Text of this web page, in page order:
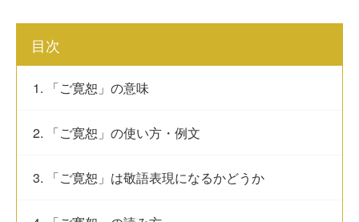
目次
1. 「ご寛恕」の意味
2. 「ご寛恕」の使い方・例文
3. 「ご寛恕」は敬語表現になるかどうか